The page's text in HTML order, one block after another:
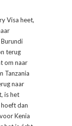
Visa heet,
Burundi
terug
om naar
Tanzania
naar
is het
dan
Kenia